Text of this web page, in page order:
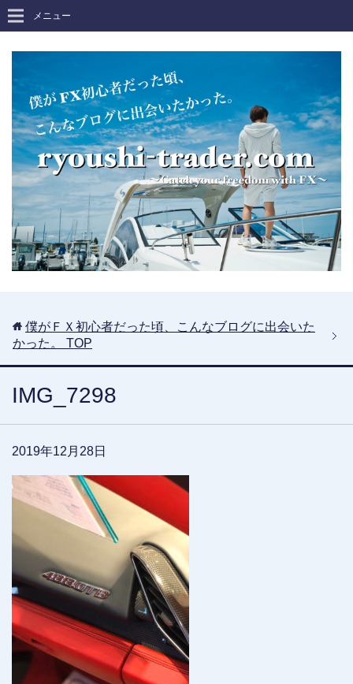
メニュー
僕がＦＸ初心者だった頃、こんなブログに出会いた
かった。
TOP
IMG_7298
2019年12月28日